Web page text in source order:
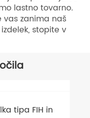
lastno tovarno.
vas zanima naš
stopite v